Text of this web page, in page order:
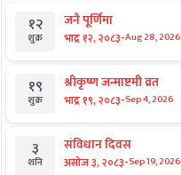
१२
शुक्र
जनै पूर्णिमा
भाद्र १२, २०८३-Aug 28, 2026
१९
शुक्र
श्रीकृष्ण जन्माष्टमी व्रत
भाद्र १९, २०८३-Sep 4, 2026
३
शनि
संविधान दिवस
असोज ३, २०८३-Sep 19, 2026